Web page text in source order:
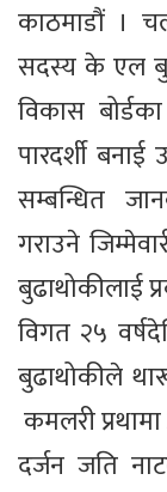
काठमाडौं ।
सदस्य के एल
विकास
पारदर्शी
सम्बन्धित
गराउने
बुढाथोकीलाई
विगत २५
बुढाथोकीले
कमलरी
दर्जन जति